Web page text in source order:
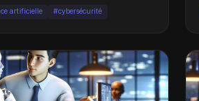
artificielle #cybersécurité